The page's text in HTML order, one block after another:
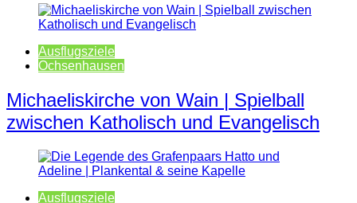
Ausflugsziele
Ochsenhausen
Michaeliskirche von Wain | Spielball
zwischen Katholisch und Evangelisch
Ausflugsziele